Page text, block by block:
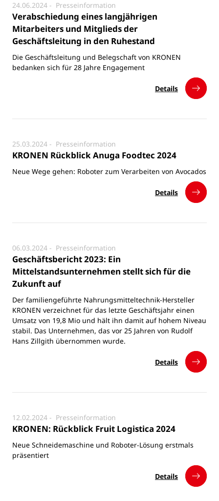
24.06.2024 - Presseinformation
Verabschiedung eines langjährigen
Mitarbeiters und Mitglieds der
Geschäftsleitung in den Ruhestand
Die Geschäftsleitung und Belegschaft von KRONEN
bedanken sich für 28 Jahre Engagement
Details
25.03.2024 - Presseinformation
KRONEN Rückblick Anuga Foodtec 2024
Neue Wege gehen: Roboter zum Verarbeiten von Avocados
Details
06.03.2024 - Presseinformation
Geschäftsbericht 2023: Ein
Mittelstandsunternehmen stellt sich für die
Zukunft auf
Der familiengeführte Nahrungsmitteltechnik-Hersteller
KRONEN verzeichnet für das letzte Geschäftsjahr einen
Umsatz von 19,8 Mio und hält ihn damit auf hohem Niveau
stabil. Das Unternehmen, das vor 25 Jahren von Rudolf
Hans Zillgith übernommen wurde.
Details
12.02.2024 - Presseinformation
KRONEN: Rückblick Fruit Logistica 2024
Neue Schneidemaschine und Roboter-Lösung erstmals
präsentiert
Details